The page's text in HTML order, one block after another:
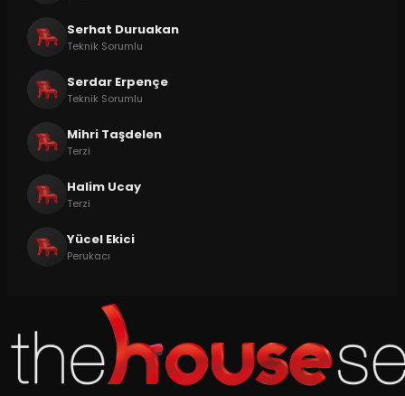
Serhat Duruakan
Teknik Sorumlu
Serdar Erpençe
Teknik Sorumlu
Mihri Taşdelen
Terzi
Halim Ucay
Terzi
Yücel Ekici
Perukacı